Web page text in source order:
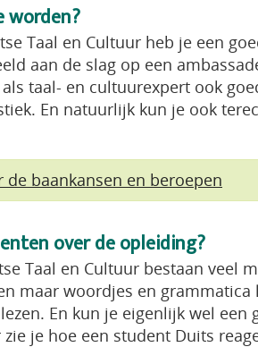
worden?
Taal en Cultuur heb je een
aan de slag op een
taal- en cultuurexpert ook
En natuurlijk kun je ook
de baankansen en beroepen
over de opleiding?
Taal en Cultuur bestaan veel
maar woordjes en
En kun je eigenlijk wel een
je hoe een student Duits